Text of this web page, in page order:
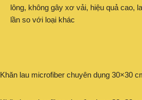
lông, không gây xơ vải, hiệu quả cao,
lần so với loại khác
Khăn lau microfiber chuyên dụng 30×30